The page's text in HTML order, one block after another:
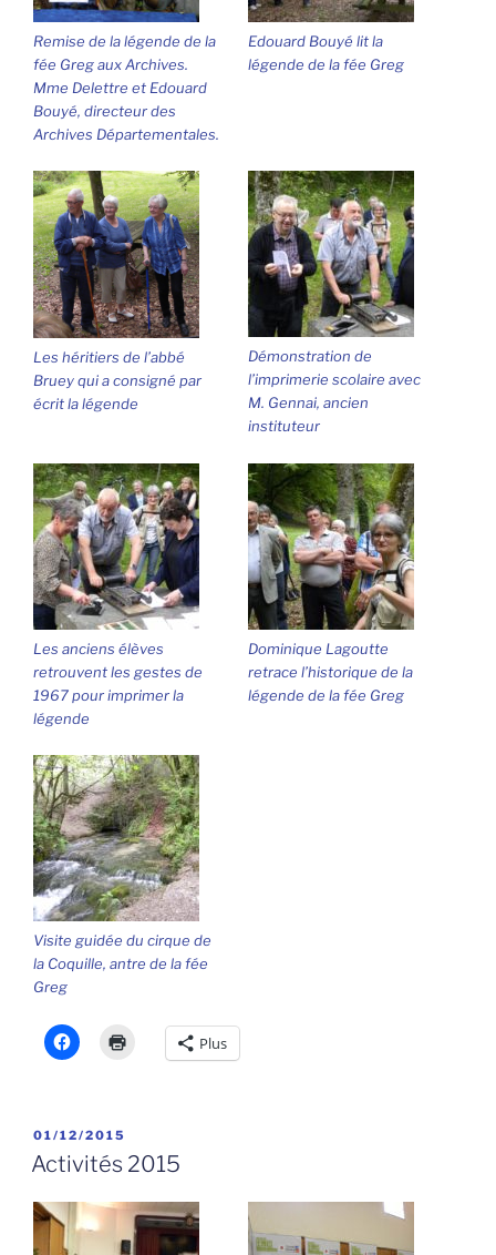
Remise de la légende de la
fée Greg aux Archives.
Mme Delettre et Edouard
Bouyé, directeur des
Archives Départementales.
Edouard Bouyé lit la
légende de la fée Greg
Les héritiers de l’abbé
Bruey qui a consigné par
écrit la légende
Démonstration de
l’imprimerie scolaire avec
M. Gennai, ancien
instituteur
Les anciens élèves
retrouvent les gestes de
1967 pour imprimer la
légende
Dominique Lagoutte
retrace l’historique de la
légende de la fée Greg
Visite guidée du cirque de
la Coquille, antre de la fée
Greg
Plus
PUBLIÉ
LE
01/12/2015
Activités 2015